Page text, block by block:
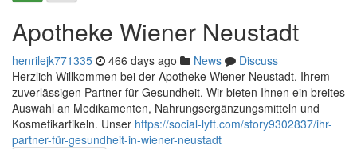
Apotheke Wiener Neustadt
henrilejk771335 466 days ago News
Discuss
Herzlich Willkommen bei der Apotheke Wiener Neustadt, Ihrem
zuverlässigen Partner für Gesundheit. Wir bieten Ihnen ein breites
Auswahl an Medikamenten, Nahrungsergänzungsmitteln und
Kosmetikartikeln. Unser https://social-lyft.com/story9302837/ihr-
partner-für-gesundheit-in-wiener-neustadt